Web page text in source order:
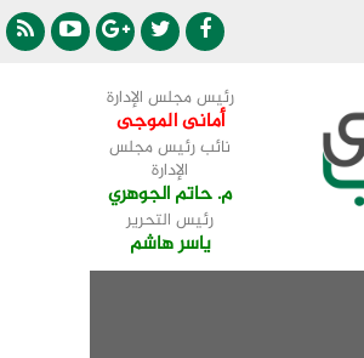
رئيس مجلس الإدارة
أمانى الموجى
نائب رئيس مجلس
الإدارة
م. حاتم الجوهري
رئيس التحرير
ياسر هاشم